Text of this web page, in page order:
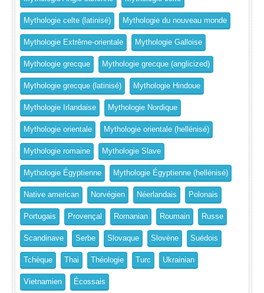
Mythologie celte (latinisé) Mythologie du nouveau monde
Mythologie Extrême-orientale Mythologie Galloise
Mythologie grecque Mythologie grecque (anglicized)
Mythologie grecque (latinisé) Mythologie Hindoue
Mythologie Irlandaise Mythologie Nordique
Mythologie orientale Mythologie orientale (hellénisé)
Mythologie romaine Mythologie Slave
Mythologie Égyptienne Mythologie Égyptienne (hellénisé)
Native american Norvégien Néerlandais Polonais
Portugais Provençal Romanian Roumain Russe
Scandinave Serbe Slovaque Slovène Suédois
Tchèque Thai Théologie Turc Ukrainian
Vietnamien Écossais